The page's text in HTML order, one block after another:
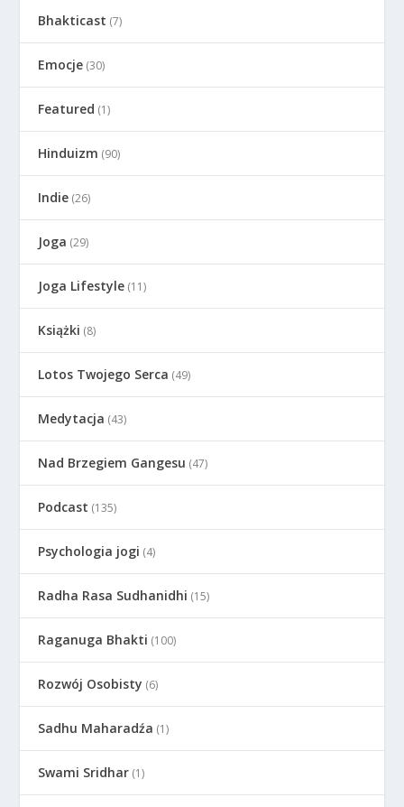
Bhakticast (7)
Emocje (30)
Featured (1)
Hinduizm (90)
Indie (26)
Joga (29)
Joga Lifestyle (11)
Książki (8)
Lotos Twojego Serca (49)
Medytacja (43)
Nad Brzegiem Gangesu (47)
Podcast (135)
Psychologia jogi (4)
Radha Rasa Sudhanidhi (15)
Raganuga Bhakti (100)
Rozwój Osobisty (6)
Sadhu Maharadźa (1)
Swami Sridhar (1)